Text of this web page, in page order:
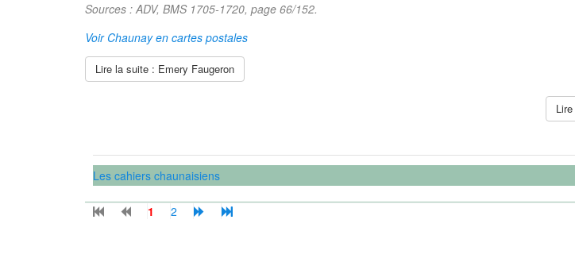
Sources : ADV, BMS 1705-1720, page 66/152.
Voir Chaunay en cartes postales
Lire la suite : Emery Faugeron
Les cahiers chaunaisiens
1 2